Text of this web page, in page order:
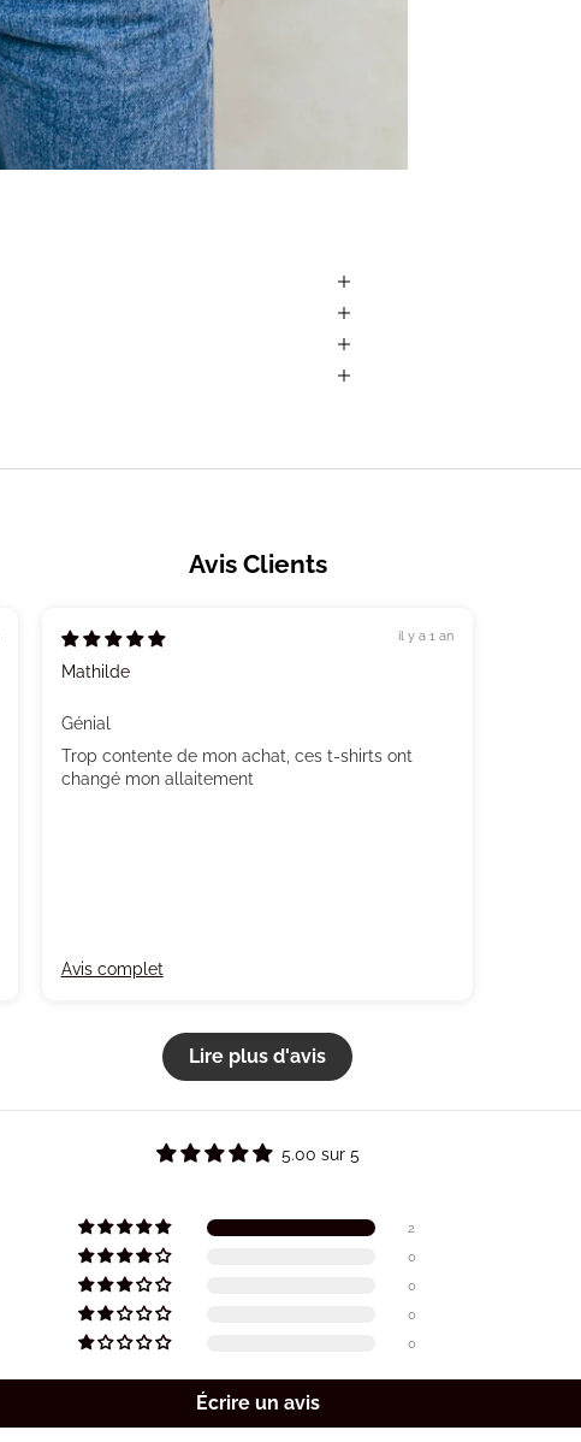
Avis Clients
il y a 1 an
Mathilde
Génial
Trop contente de mon achat, ces t-shirts ont
changé mon allaitement
Avis complet
Lire plus d'avis
5.00 sur 5
2
0
0
0
0
Écrire un avis